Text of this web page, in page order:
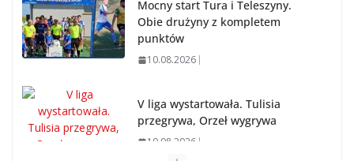
Mocny start Tura i Teleszyny.
Obie drużyny z kompletem
punktów
10.08.2026
V liga wystartowała. Tulisia
przegrywa, Orzeł wygrywa
10.08.2026